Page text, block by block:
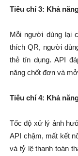
Tiêu chí 3: Khả
Mỗi người dùng lại
thích QR, người
thẻ tín dụng. API
năng chốt đơn và
Tiêu chí 4: Khả
Tốc độ xử lý ảnh
API chậm, mất kết
và tỷ lệ thanh toán